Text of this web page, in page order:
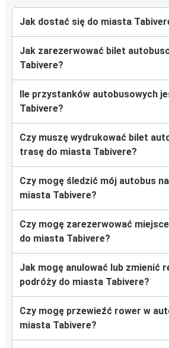
Jak dostać się do miasta
Jak zarezerwować bilet
Tabivere?
Ile przystanków autobusowych
Tabivere?
Czy muszę wydrukować bilet
trasę do miasta Tabivere?
Czy mogę śledzić mój autobus
miasta Tabivere?
Czy mogę zarezerwować
do miasta Tabivere?
Jak mogę anulować lub zmienić
podróży do miasta Tabivere?
Czy mogę przewieźć rower w
miasta Tabivere?